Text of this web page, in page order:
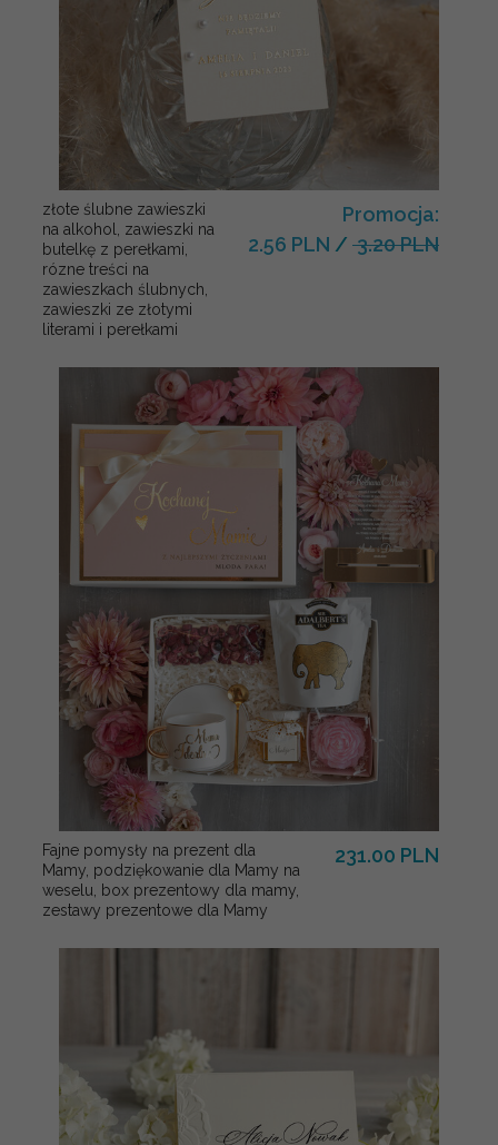
złote ślubne zawieszki
na alkohol, zawieszki na
butelkę z perełkami,
rózne treści na
zawieszkach ślubnych,
zawieszki ze złotymi
literami i perełkami
Promocja:
2.56 PLN / 3.20 PLN
Fajne pomysły na prezent dla
Mamy, podziękowanie dla Mamy na
weselu, box prezentowy dla mamy,
zestawy prezentowe dla Mamy
231.00 PLN